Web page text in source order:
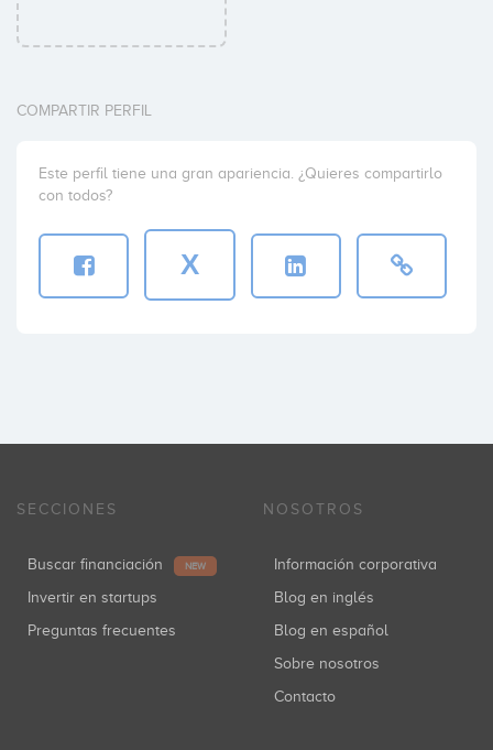
COMPARTIR PERFIL
Este perfil tiene una gran apariencia. ¿Quieres compartirlo
con todos?
X
SECCIONES
Buscar financiación NEW
Invertir en startups
Preguntas frecuentes
NOSOTROS
Información corporativa
Blog en inglés
Blog en español
Sobre nosotros
Contacto